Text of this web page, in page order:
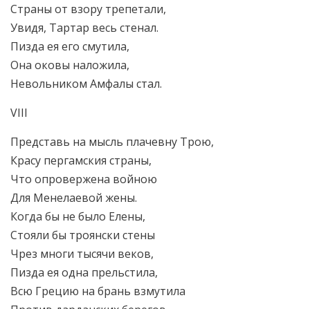
Страны от взору трепетали,
Увидя, Тартар весь стенал.
Пизда ея его смутила,
Она оковы наложила,
Невольником Амфалы стал.
VIII
Представь на мысль плачевну Трою,
Красу пергамския страны,
Что опровержена войною
Для Менелаевой жены.
Когда бы не было Елены,
Стояли бы троянски стены
Чрез многи тысячи веков,
Пизда ея одна прельстила,
Всю Грецию на брань взмутила